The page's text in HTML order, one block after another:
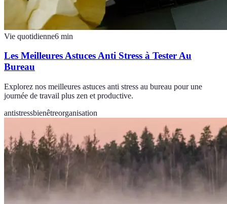
Vie quotidienne6 min
Les Meilleures Astuces Anti Stress à Tester Au
Bureau
Explorez nos meilleures astuces anti stress au bureau pour une
journée de travail plus zen et productive.
antistressbienêtreorganisation